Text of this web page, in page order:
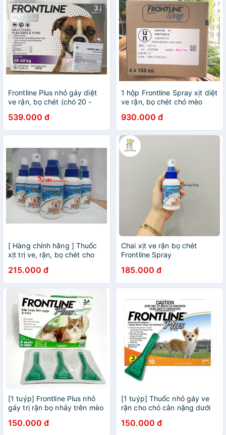
Frontline Plus nhỏ gáy diệt
ve rận, bọ chét (chó 20 -
tuýp)
539.000 đ
1 hộp Frontline Spray xịt diệt
ve rận, bọ chét chó mèo
930.000 đ
[ Hàng chính hãng ] Thuốc
xịt trị ve, rận, bọ chét cho
100ml
215.000 đ
Chai xịt ve rận bọ chét
Frontline Spray
185.000 đ
[1 tuýp] Frontline Plus nhỏ
gáy trị rận bọ nhảy trên mèo
150.000 đ
[1 tuýp] Thuốc nhỏ gáy ve
rận cho chó cân nặng dưới
150.000 đ